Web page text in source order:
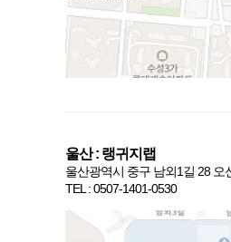
울산: 랭귀지랩
울산광역시 중구 남외1길 28 오
TEL : 0507-1401-0530